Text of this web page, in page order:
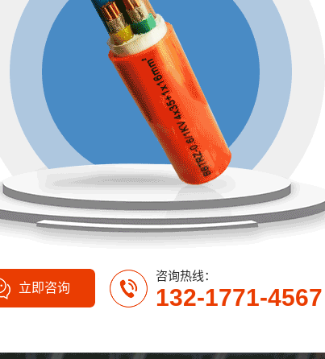
立即咨询
咨询热线：
132-1771-4567